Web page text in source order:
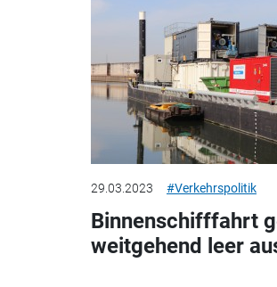
29.03.2023 #Verkehrspolitik
Binnenschifffahrt
weitgehend leer